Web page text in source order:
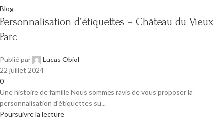
Blog
Personnalisation d’étiquettes – Château du Vieux
Parc
Publié par
Lucas Obiol
22 juillet 2024
0
Une histoire de famille Nous sommes ravis de vous proposer la
personnalisation d'étiquettes su...
Poursuivre la lecture